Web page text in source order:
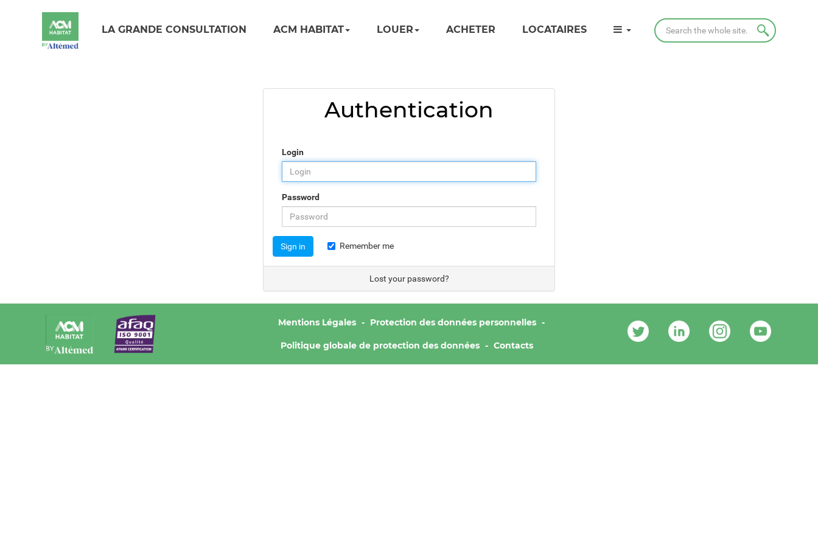
LA GRANDE CONSULTATION ACM HABITAT LOUER ACHETER LOCATAIRES Search
Authentication
Login
Password
Sign in Remember me
Lost your password?
Mentions Légales Protection des données personnelles
Politique globale de protection des données Contacts